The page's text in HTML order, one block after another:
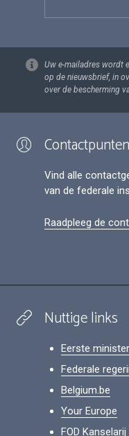
Uw e-mailadres wordt
op de nieuwsbrief, in
over de bescherming
Contactpunten
Vind alle
van de federale
Raadpleeg de
Nuttige links
Eerste minister
Federale
Belgium.be
Your Europe
FOD